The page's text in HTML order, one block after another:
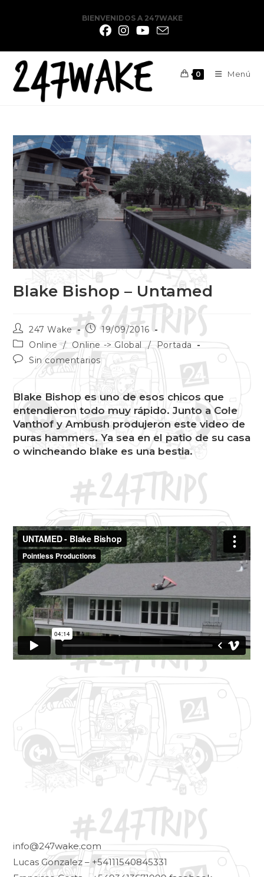
BIENVENIDOS A 247WAKE
0 Menú
Blake Bishop – Untamed
247 Wake
19/09/2016
Online
/ Online -> Global / Portada
Sin comentarios
Blake Bishop es uno de esos chicos que
entendieron todo muy rápido. Junto a Cole
Vanthof y Ambush produjeron este video de
puras hammers. Ya sea en el patio de su casa
o wincheando blake es una bestia.
info@247wake.com
Lucas Gonzalez – +54111540845331